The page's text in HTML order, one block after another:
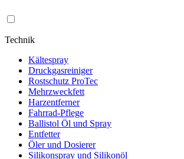
Technik
Kältespray
Druckgasreiniger
Rostschutz ProTec
Mehrzweckfett
Harzentferner
Fahrrad-Pflege
Ballistol Öl und Spray
Entfetter
Öler und Dosierer
Silikonspray und Silikonöl